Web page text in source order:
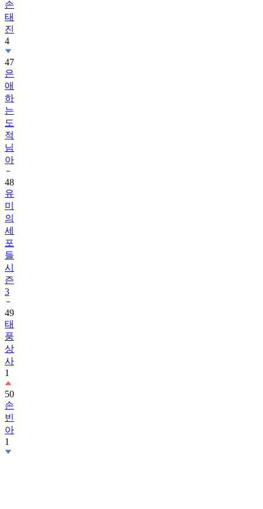
손
태
진
4
47
은
애
하
는
도
적
님
아
48
유
미
의
세
포
들
시
즌
3
49
태
풍
상
사
1
50
손
빈
아
1